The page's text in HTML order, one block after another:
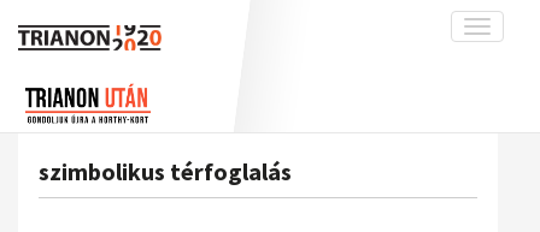
Toggle
interpretációk
Munkatársaink
szimbolikus térfoglalás